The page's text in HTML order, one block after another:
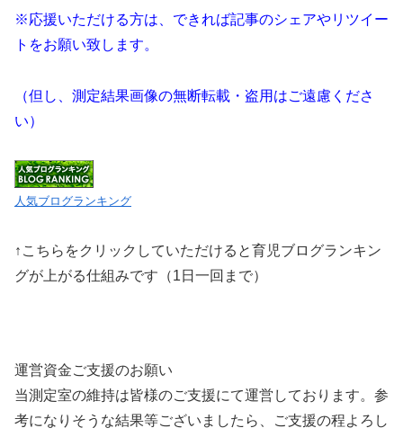
※応援いただける方は、できれば記事のシェアやリツイー
トをお願い致します。
（但し、測定結果画像の無断転載・盗用はご遠慮くださ
い）
人気ブログランキング
↑こちらをクリックしていただけると育児ブログランキン
グが上がる仕組みです（1日一回まで）
運営資金ご支援のお願い
当測定室の維持は皆様のご支援にて運営しております。参
考になりそうな結果等ございましたら、ご支援の程よろし